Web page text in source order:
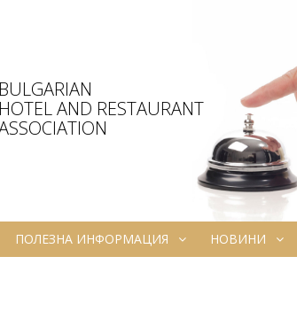
BULGARIAN
HOTEL AND RESTAURANT
ПОЛЕЗНА ИНФОРМАЦИЯ НОВИНИ